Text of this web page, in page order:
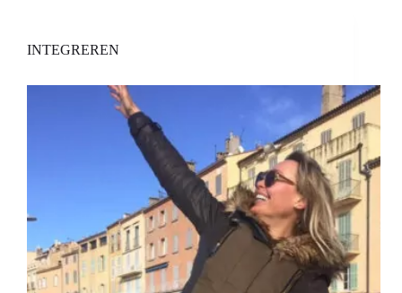
INTEGREREN